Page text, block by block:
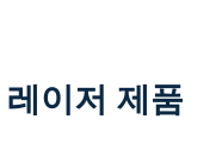
이저 제품